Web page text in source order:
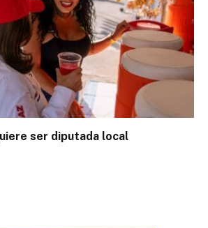
ser diputada local